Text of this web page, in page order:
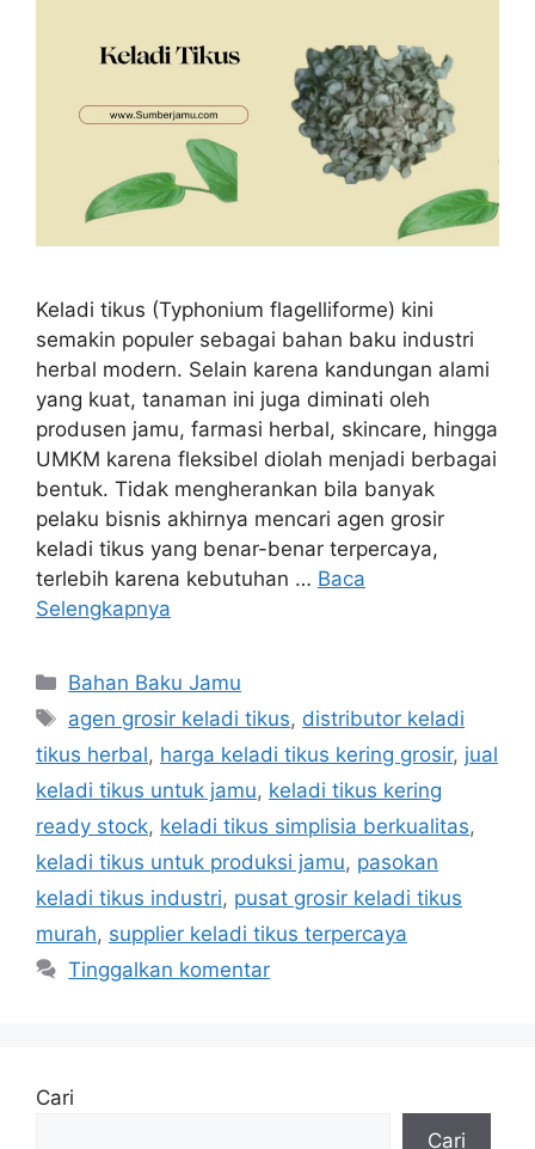
Keladi tikus (Typhonium flagelliforme) kini
semakin populer sebagai bahan baku industri
herbal modern. Selain karena kandungan alami
yang kuat, tanaman ini juga diminati oleh
produsen jamu, farmasi herbal, skincare, hingga
UMKM karena fleksibel diolah menjadi berbagai
bentuk. Tidak mengherankan bila banyak
pelaku bisnis akhirnya mencari agen grosir
keladi tikus yang benar-benar terpercaya,
terlebih karena kebutuhan … Baca
Selengkapnya
Kategori
Bahan Baku Jamu
Tag
agen grosir keladi tikus, distributor keladi
tikus herbal, harga keladi tikus kering grosir, jual
keladi tikus untuk jamu, keladi tikus kering
ready stock, keladi tikus simplisia berkualitas,
keladi tikus untuk produksi jamu, pasokan
keladi tikus industri, pusat grosir keladi tikus
murah, supplier keladi tikus terpercaya
Tinggalkan komentar
Cari
Cari